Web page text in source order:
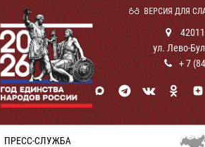
ВЕРСИЯ ДЛЯ
ул. Лево-
+ 7
ПРЕСС-СЛУЖБА